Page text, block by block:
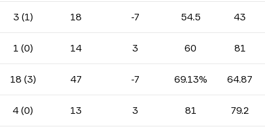
3 (1) 18 -7 54.5 43
1 (0) 14 3 60 81
18 (3) 47 -7 69.13% 64.87
4 (0) 13 3 81 79.2